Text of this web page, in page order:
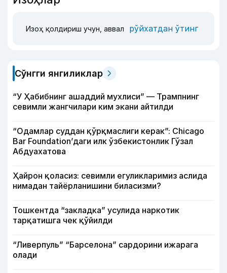
Изоҳ қолдириш учун, аввал рўйхатдан ўтинг
Сўнгги янгиликлар
“У Ҳабибнинг ашаддий мухлиси” — Трампнинг
севимли жангчилари ким экани айтилди
“Одамлар суддан қўрқмаслиги керак”: Chicago
Bar Foundation’даги илк ўзбекистонлик Гўзал
Абдуахатова
Ҳайрон қоласиз: севимли егуликларимиз аслида
нимадан тайёрланишини биласизми?
Тошкентда “закладка” усулида наркотик
тарқатишга чек қўйилди
“Ливерпуль” “Барселона” сардорини ижарага
олади